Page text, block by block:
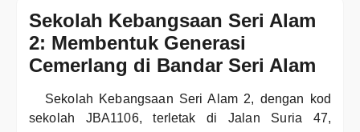
Sekolah Kebangsaan Seri Alam
2: Membentuk Generasi
Cemerlang di Bandar Seri Alam
Sekolah Kebangsaan Seri Alam 2, dengan kod
sekolah JBA1106, terletak di Jalan Suria 47,